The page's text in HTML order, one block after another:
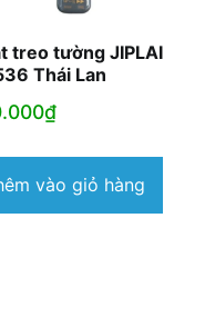
treo tường JIPLAI
Thái Lan
₫
vào giỏ hàng